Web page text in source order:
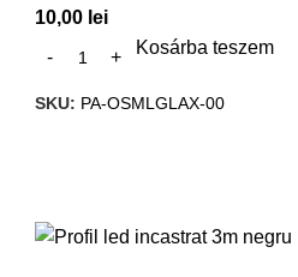
10,00 lei
Kosárba teszem
SKU: PA-OSMLGLAX-00